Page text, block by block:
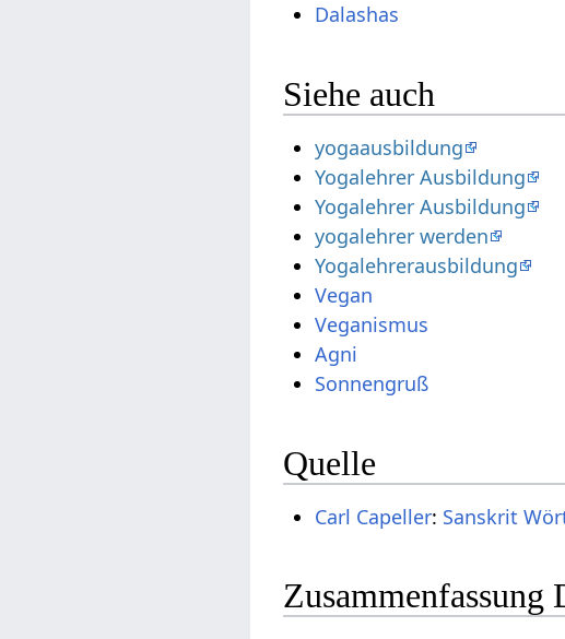
Dalashas
Siehe auch
yogaausbildung
Yogalehrer Ausbildung
Yogalehrer Ausbildung
yogalehrer werden
Yogalehrerausbildung
Vegan
Veganismus
Agni
Sonnengruß
Quelle
Carl Capeller: Sanskrit
Zusammenfassung